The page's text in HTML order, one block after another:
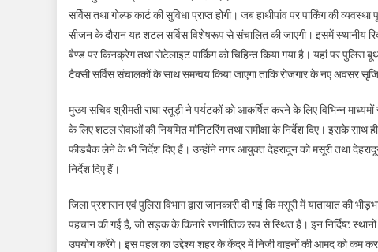
सर्विस तथा गोल्फ कार्ट की सुविधा प्राप्त होगी। जब हाथीपांव पर पार्किंग की
सीजन के दौरान यह शटल सर्विस विशेषरूप से संचालित की जाएगी। इसमें स्थानीय
बैण्ड पर किनक्रेग तथा सेटेलाइट पार्किंग को चिहिन्त किया गया है। यहां पर पुलिस
टैक्सी सर्विस संचालकों के साथ समन्वय किया जाएगा ताकि रोजगार के नए अवसर
मुख्य सचिव श्रीमती राधा रतूड़ी ने पर्यटकों को आकर्षित करने के लिए विभिन्न
के लिए शटल सेवाओं की नियमित माॅनिटरिंग तथा समीक्षा के निर्देश दिए। इसके
फीडबैक लेने के भी निर्देश दिए हैं। उन्होंने नगर आयुक्त देहरादून को मसूरी तथा
निर्देश दिए हैं।
जिला प्रशासन एवं पुलिस विभाग द्वारा जानकारी दी गई कि मसूरी में यातायात की
पहचान की गई है, जो सड़क के किनारे रणनीतिक रूप से स्थित हैं। इन निर्दिष्ट
उपयोग करेंगे। इस पहल का उद्देश्य शहर के केंद्र में निजी वाहनों की आमद को कम